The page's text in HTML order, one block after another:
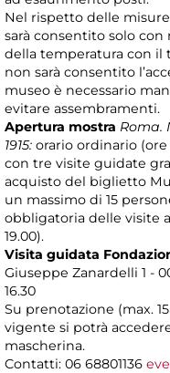
Nel rispetto delle
sarà consentito solo
della temperatura con il
non sarà consentito
museo è necessario
evitare assembramenti.
Apertura mostra Roma.
1915: orario ordinario (ore
con tre visite guidate
acquisto del biglietto
un massimo di 15
obbligatoria delle visite
19.00).
Visita guidata
Giuseppe Zanardelli 1 -
16.30
Su prenotazione (max.
vigente si potrà
mascherina.
Contatti: 06 68801136